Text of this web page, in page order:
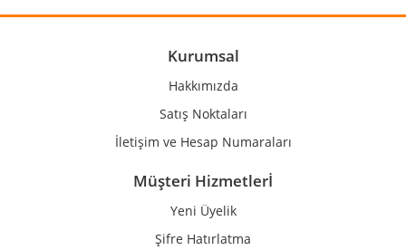
Ürün açıklamasında eksik bilgiler bulunuyor.
Ürün bilgilerinde hatalar bulunuyor.
Gönder
Kurumsal
Hakkımızda
Satış Noktaları
İletişim ve Hesap Numaraları
Müşteri Hizmetlerİ
Yeni Üyelik
Şifre Hatırlatma